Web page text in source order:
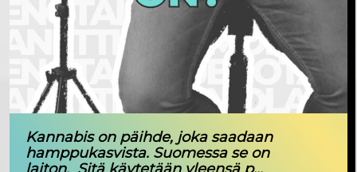
Kannabis on päihde, joka saadaan
hamppukasvista. Suomessa se on